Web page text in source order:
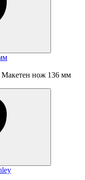
Макетен нож 136 мм